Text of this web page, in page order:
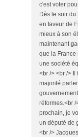
c'est voter
Dès le soir
en faveur de
mieux à son
maintenant
que la France
une société
<br /> <br />
majorité
réformes.<br /
prochain, je
un député de
<br />